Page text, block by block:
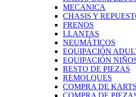
MECANICA
CHASIS Y
FRENOS
LLANTAS
NEUMÁTICOS
EQUIPACIÓN
EQUIPACIÓN
RESTO DE PIEZAS
REMOLQUES
COMPRA DE KARTS
COMPRA DE